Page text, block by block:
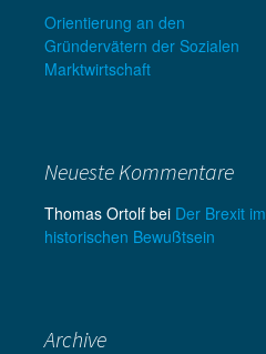
Orientierung an den
Gründervätern der Sozialen
Marktwirtschaft
Neueste Kommentare
Thomas Ortolf bei Der Brexit im
historischen Bewußtsein
Archive